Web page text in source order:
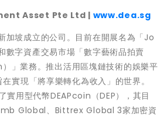
Asset Pte Ltd | www.dea.sg
加坡成立的公司。目前在開展名為「Jo
字資產交易市場「數字藝術品拍賣
」業務。推出活用區塊鏈技術的娛樂平
實現「將享樂轉化為收入」的世界。
實用型代幣DEAPcoin（DEP），其目
Global、Bittrex Global 3家加密資